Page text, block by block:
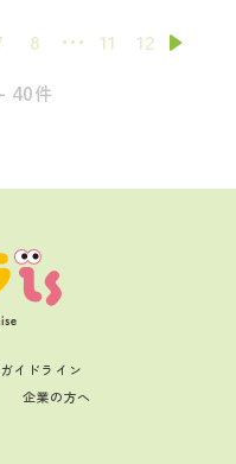
8 11 12
40件
ガイドライン
企業の方へ